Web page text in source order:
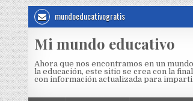
mundoeducativogratis
Mi mundo educativo
Ahora que nos encontramos en un
la educación, este sitio se crea con la
con información actualizada para